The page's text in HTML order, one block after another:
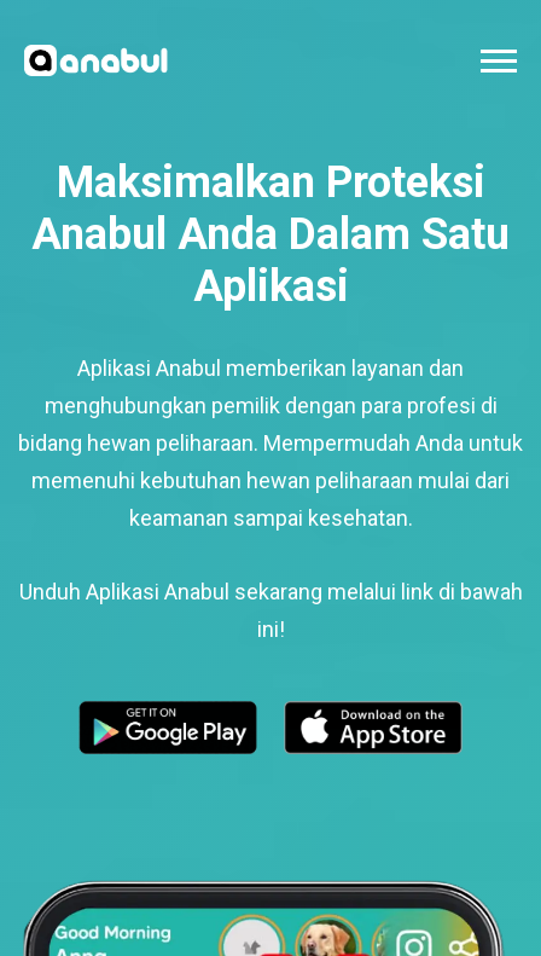
Maksimalkan Proteksi
Anabul Anda Dalam Satu
Aplikasi
Aplikasi Anabul memberikan layanan dan
menghubungkan pemilik dengan para profesi di
bidang hewan peliharaan. Mempermudah Anda untuk
memenuhi kebutuhan hewan peliharaan mulai dari
keamanan sampai kesehatan.
Unduh Aplikasi Anabul sekarang melalui link di bawah
ini!